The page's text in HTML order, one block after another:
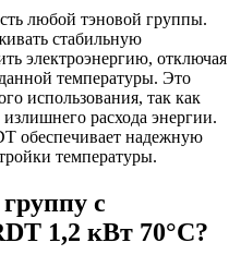
любой тэновой группы.
стабильную
электроэнергию, отключая
температуры. Это
использования, так как
расхода энергии.
обеспечивает надежную
температуры.
с
1,2 кВт 70°С?